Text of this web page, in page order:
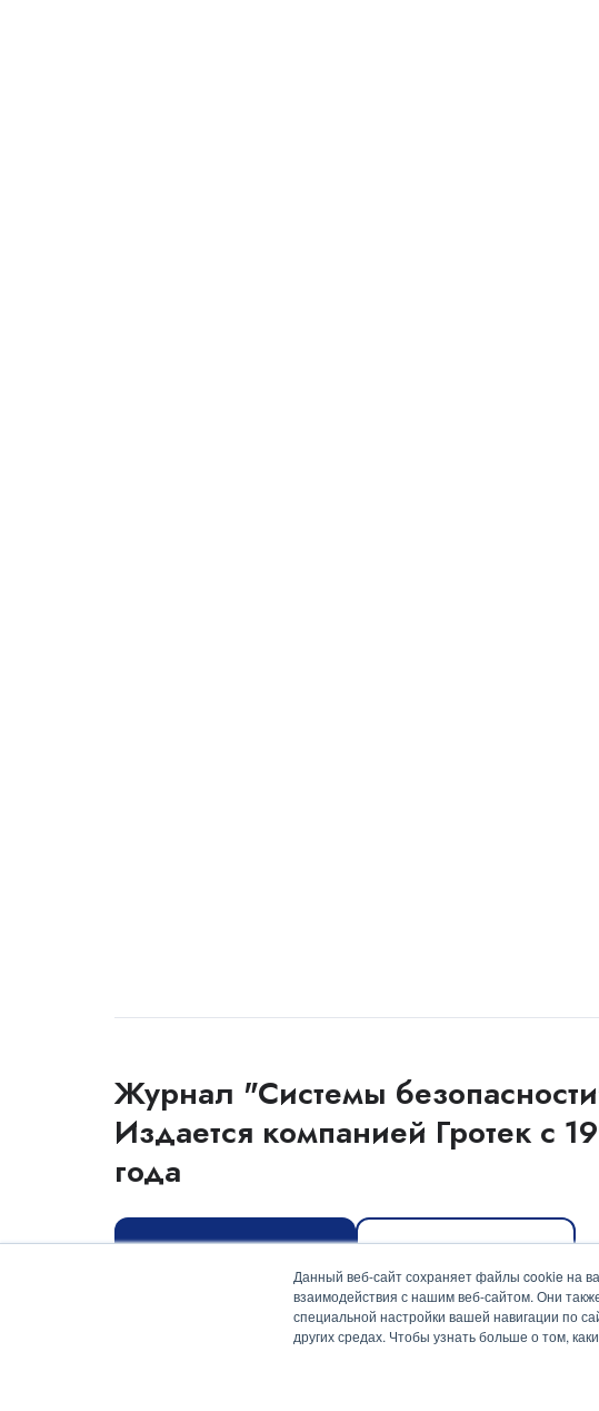
Данный веб-сайт сохраняет файлы cookie на
взаимодействия с нашим веб-сайтом. Они
специальной настройки вашей навигации по
других средах. Чтобы узнать больше о том,
Журнал "Системы
Издается компанией Гротек с
года
Оформить подписку Скачать медиакит